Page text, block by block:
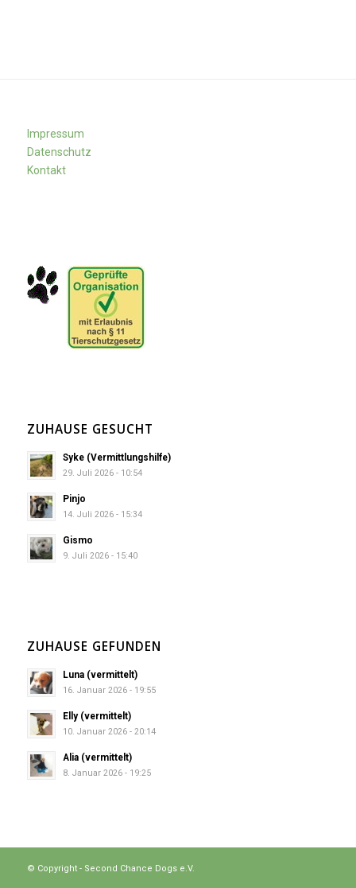
Impressum
Datenschutz
Kontakt
ZUHAUSE GESUCHT
Syke (Vermittlungshilfe)
29. Juli 2026 - 10:54
Pinjo
14. Juli 2026 - 15:34
Gismo
9. Juli 2026 - 15:40
ZUHAUSE GEFUNDEN
Luna (vermittelt)
16. Januar 2026 - 19:55
Elly (vermittelt)
10. Januar 2026 - 20:14
Alia (vermittelt)
8. Januar 2026 - 19:25
© Copyright - Second Chance Dogs e.V.